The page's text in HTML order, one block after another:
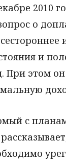
2010
о
и
При этом
с